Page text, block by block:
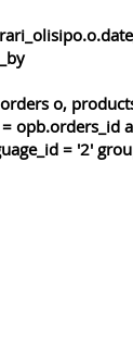
o, products
opb.orders_id
= '2'